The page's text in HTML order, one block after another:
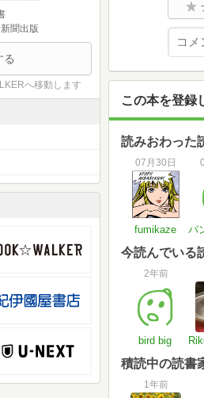
聞出版
る
へ移動します
この本を登録
読みおわった
07月30日
fumikaze パ
今読んでいる
2年前
bird big
積読中の読書
1年前